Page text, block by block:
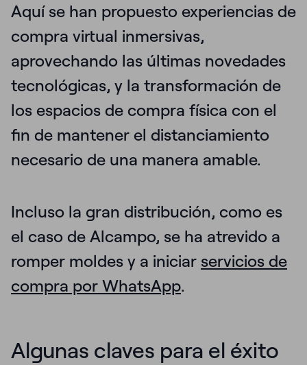
Aquí se han propuesto experiencias de
compra virtual inmersivas,
aprovechando las últimas novedades
tecnológicas, y la transformación de
los espacios de compra física con el
fin de mantener el distanciamiento
necesario de una manera amable.
Incluso la gran distribución, como es
el caso de Alcampo, se ha atrevido a
romper moldes y a iniciar servicios de
compra por WhatsApp.
Algunas claves para el éxito